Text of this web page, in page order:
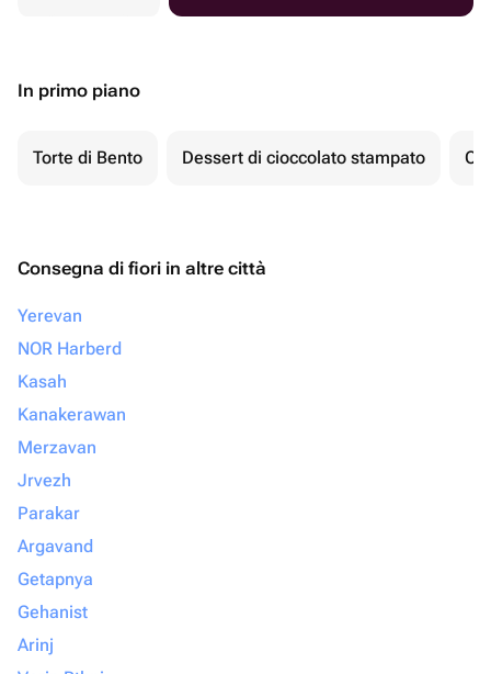
In primo piano
Torte di Bento Dessert di cioccolato stampato
Consegna di fiori in altre città
Yerevan
NOR Harberd
Kasah
Kanakerawan
Merzavan
Jrvezh
Parakar
Argavand
Getapnya
Gehanist
Arinj